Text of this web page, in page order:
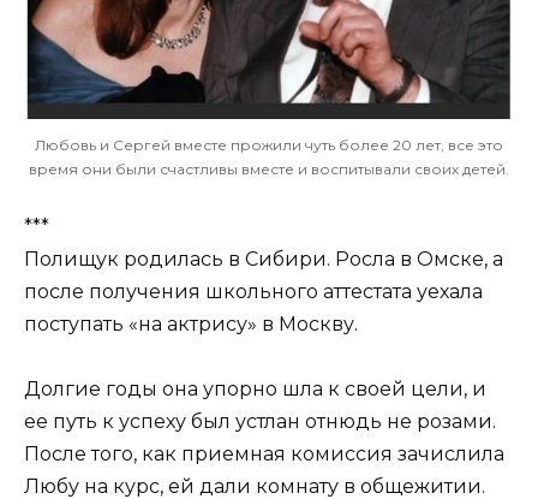
Любовь и Сергей вместе прожили чуть более 20 лет, все это
время они были счастливы вместе и воспитывали своих детей.
***
Полищук родилась в Сибири. Росла в Омске, а
после получения школьного аттестата уехала
поступать «на актрису» в Москву.
Долгие годы она упорно шла к своей цели, и
ее путь к успеху был устлан отнюдь не розами.
После того, как приемная комиссия зачислила
Любу на курс, ей дали комнату в общежитии.